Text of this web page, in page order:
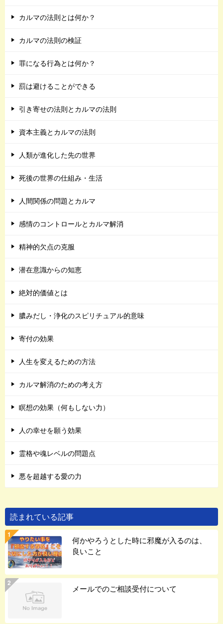
カルマの法則とは何か？
カルマの法則の検証
罪になる行為とは何か？
罰は避けることができる
引き寄せの法則とカルマの法則
資本主義とカルマの法則
人類が進化した先の世界
死後の世界の仕組み・生活
人間関係の問題とカルマ
感情のコントロールとカルマ解消
精神的欠点の克服
潜在意識からの知恵
絶対的価値とは
膿みだし・浄化のスピリチュアル的意味
寄付の効果
人生を変えるための方法
カルマ解消のための考え方
瞑想の効果（何もしない力）
人の幸せを願う効果
霊格や魂レベルの問題点
悪を超越する愛の力
読まれている記事
何かやろうとした時に邪魔が入るのは、
良いこと
メールでのご相談受付について